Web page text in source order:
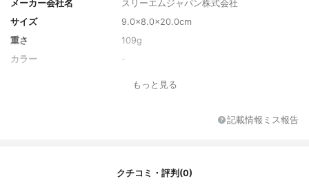
メーカー会社名
スリーエムジャパン株式会社
サイズ
9.0×8.0×20.0cm
重さ
109g
カラー
もっと見る
記載情報ミス報告
クチコミ・評判(0)